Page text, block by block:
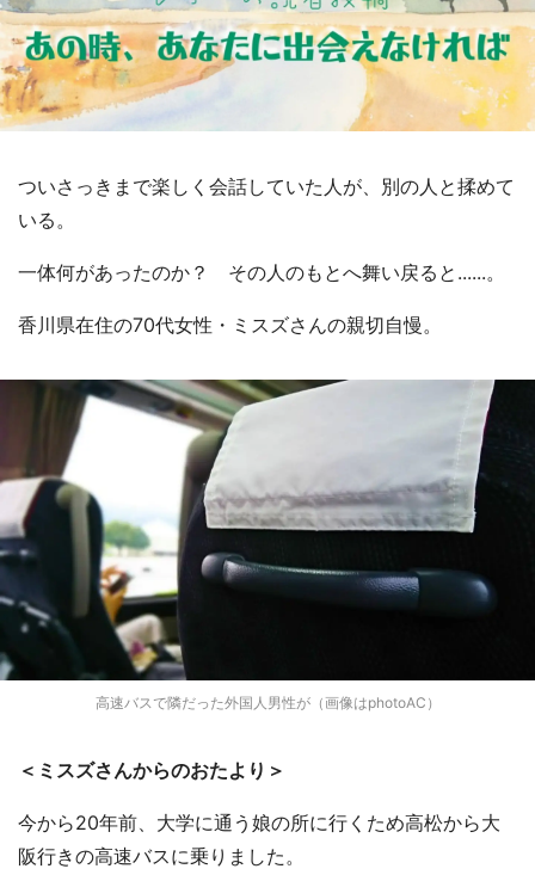
ついさっきまで楽しく会話していた人が、別の人と揉めて
いる。
一体何があったのか？ その人のもとへ舞い戻ると......。
香川県在住の70代女性・ミスズさんの親切自慢。
高速バスで隣だった外国人男性が（画像はphotoAC）
＜ミスズさんからのおたより＞
今から20年前、大学に通う娘の所に行くため高松から大
阪行きの高速バスに乗りました。